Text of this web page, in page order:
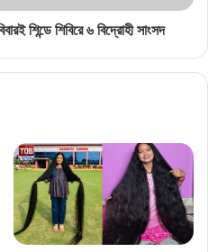
শিন্ডে শিবিরে ৬ বিদ্রোহী সাংসদ